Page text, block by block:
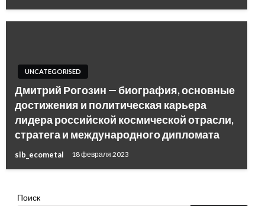
UNCATEGORISED
Дмитрий Рогозин — биография, основные
достижения и политическая карьера
лидера российской космической отрасли,
стратега и международного дипломата
sib_ecometal 18 февраля 2023
Поиск